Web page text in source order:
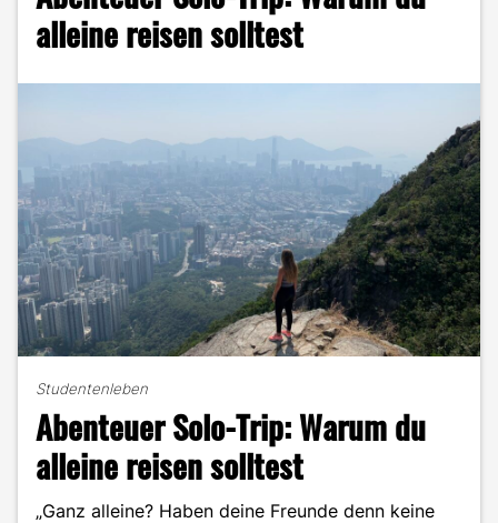
alleine reisen solltest
Studentenleben
Abenteuer Solo-Trip: Warum du
alleine reisen solltest
„Ganz alleine? Haben deine Freunde denn keine